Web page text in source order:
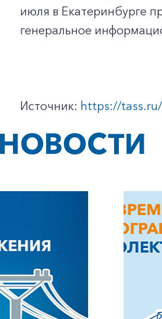
+7-800-
Частным
июля в Екатеринбурге
генеральное
Источник: https://